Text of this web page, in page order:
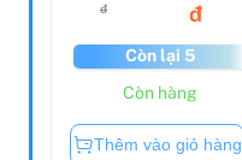
đ
đ
Còn lại 5
Còn hàng
Thêm vào giỏ hàng